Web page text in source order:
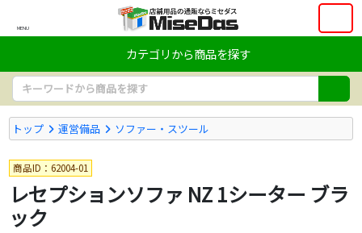
MENU
カテゴリから商品を探す
トップ 運営備品 ソファー・スツール
商品ID：62004-01
レセプションソファ NZ 1シーター ブラ
ック